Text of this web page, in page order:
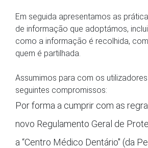
Em seguida apresentamos as
de informação que adoptámos,
como a informação é recolhida,
quem é partilhada.
Assumimos para com os
seguintes compromissos:
Por forma a cumprir com as
novo Regulamento Geral de
a “Centro Médico Dentário" (da